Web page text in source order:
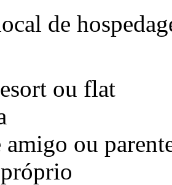
de
ou flat
amigo ou